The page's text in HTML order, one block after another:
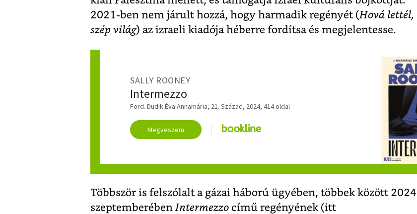
2021-ben nem járult hozzá, hogy harmadik regényét (Hová lettél,
szép világ) az izraeli kiadója héberre fordítsa és megjelentesse.
SALLY ROONEY
Intermezzo
Ford. Dudik Éva Annamária, 21. Század, 2024, 414 oldal
Megveszem
Többször is felszólalt a gázai háború ügyében, többek között 2024
szeptemberébenIntermezzo című regényének (itt